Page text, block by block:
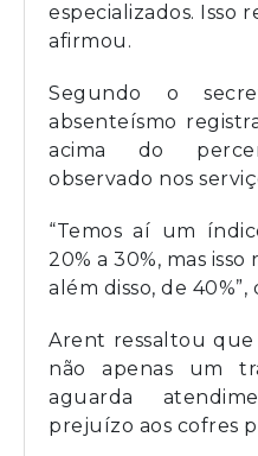
especializados. Isso
afirmou.
Segundo o
absenteísmo
acima do
observado nos
“Temos aí um
20% a 30%, mas
além disso, de 40%”,
Arent ressaltou
não apenas um
aguarda
prejuízo aos cofres